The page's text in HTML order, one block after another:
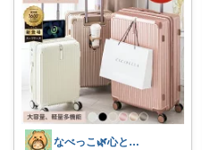
なべっこ🌿心と体を整える暮らし